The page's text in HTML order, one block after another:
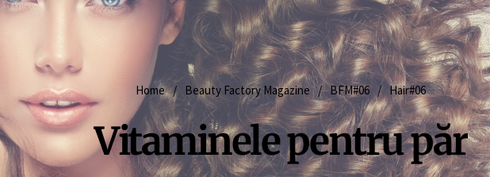
Home / Beauty Factory Magazine / BFM#06 / Hair#06
Vitaminele pentru păr